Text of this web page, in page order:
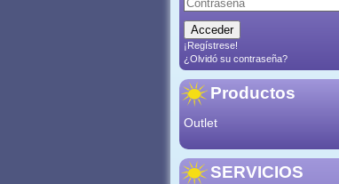
¡Regístrese!
¿Olvidó su contraseña?
Productos
Outlet
SERVICIOS